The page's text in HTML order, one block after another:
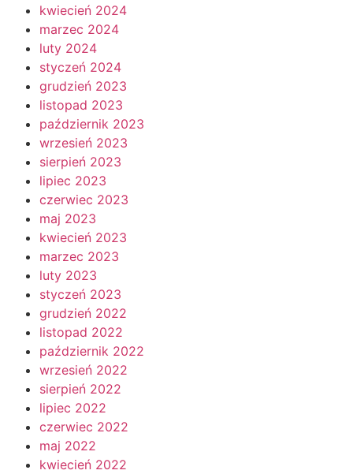
kwiecień 2024
marzec 2024
luty 2024
styczeń 2024
grudzień 2023
listopad 2023
październik 2023
wrzesień 2023
sierpień 2023
lipiec 2023
czerwiec 2023
maj 2023
kwiecień 2023
marzec 2023
luty 2023
styczeń 2023
grudzień 2022
listopad 2022
październik 2022
wrzesień 2022
sierpień 2022
lipiec 2022
czerwiec 2022
maj 2022
kwiecień 2022